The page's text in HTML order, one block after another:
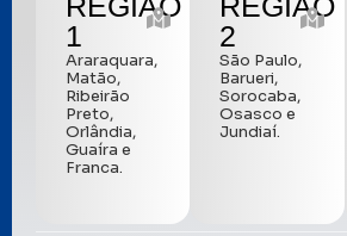
1
Araraquara,
Matão,
Ribeirão
Preto,
Orlândia,
Guaíra e
Franca.
2
São Paulo,
Barueri,
Sorocaba,
Osasco e
Jundiaí.